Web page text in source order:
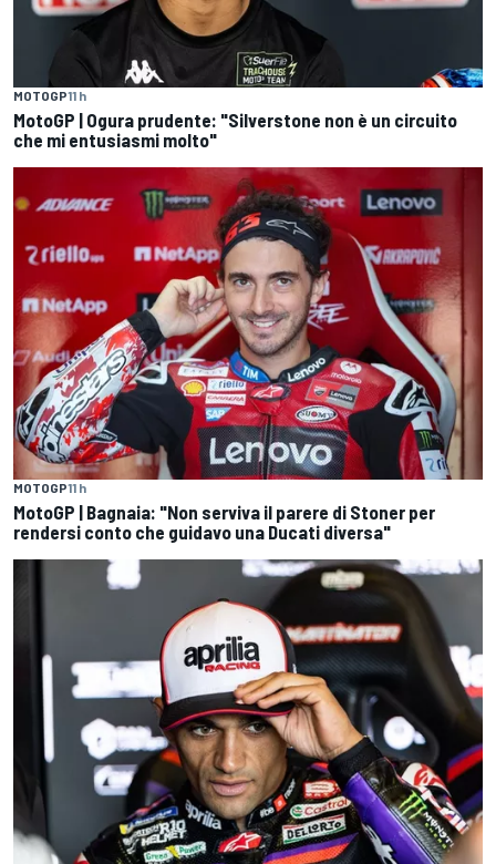
MOTOGP11 h
MotoGP | Ogura prudente: "Silverstone non è un circuito
che mi entusiasmi molto"
MOTOGP11 h
MotoGP | Bagnaia: "Non serviva il parere di Stoner per
rendersi conto che guidavo una Ducati diversa"